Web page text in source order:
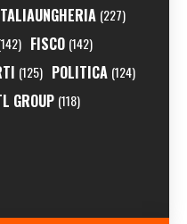
(227)
FISCO (142)
(125) POLITICA (124)
GROUP (118)